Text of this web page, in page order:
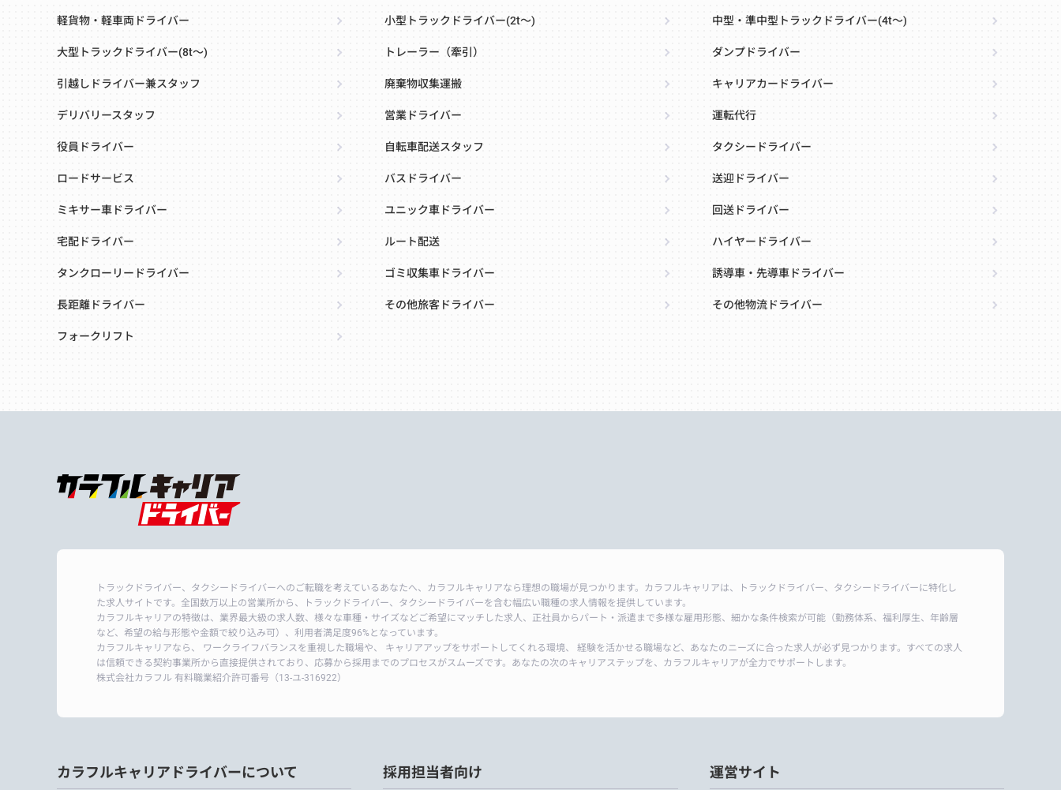
軽貨物・軽車両ドライバー 小型トラックドライバー(2t～) 中型・準中型トラックドライバー(4t～)
大型トラックドライバー(8t～) トレーラー（牽引） ダンプドライバー
引越しドライバー兼スタッフ 廃棄物収集運搬 キャリアカードライバー
デリバリースタッフ 営業ドライバー 運転代行
役員ドライバー 自転車配送スタッフ タクシードライバー
ロードサービス バスドライバー 送迎ドライバー
ミキサー車ドライバー ユニック車ドライバー 回送ドライバー
宅配ドライバー ルート配送 ハイヤードライバー
タンクローリードライバー ゴミ収集車ドライバー 誘導車・先導車ドライバー
長距離ドライバー その他旅客ドライバー その他物流ドライバー
フォークリフト
トラックドライバー、タクシードライバーへのご転職を考えているあなたへ、カラフルキャリアなら理想の職場が見つかります。カラフルキャリアは、トラックドライバー、タクシードライバーに特化し
た求人サイトです。全国数万以上の営業所から、トラックドライバー、タクシードライバーを含む幅広い職種の求人情報を提供しています。
カラフルキャリアの特徴は、業界最大級の求人数、様々な車種・サイズなどご希望にマッチした求人、正社員からパート・派遣まで多様な雇用形態、細かな条件検索が可能（勤務体系、福利厚生、年齢層
など、希望の給与形態や金額で絞り込み可）、利用者満足度96%となっています。
カラフルキャリアなら、 ワークライフバランスを重視した職場や、 キャリアアップをサポートしてくれる環境、 経験を活かせる職場など、あなたのニーズに合った求人が必ず見つかります。すべての求人
は信頼できる契約事業所から直接提供されており、応募から採用までのプロセスがスムーズです。あなたの次のキャリアステップを、カラフルキャリアが全力でサポートします。
株式会社カラフル 有料職業紹介許可番号 （13-ユ-316922）
カラフルキャリアドライバーについて 採用担当者向け 運営サイト